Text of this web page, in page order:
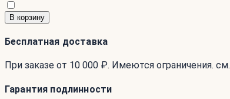
В корзину
Бесплатная доставка
При заказе от 10 000 ₽. Имеются ограничения. см.
Гарантия подлинности